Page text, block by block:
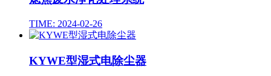
TIME: 2024-02-26
KYWE型湿式电除尘器